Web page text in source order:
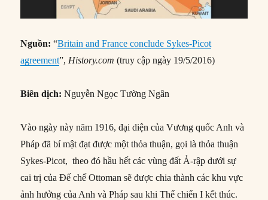
Nguồn: “Britain and France conclude Sykes-Picot
agreement”, History.com (truy cập ngày 19/5/2016)
Biên dịch: Nguyễn Ngọc Tường Ngân
Vào ngày này năm 1916, đại diện của Vương quốc Anh và
Pháp đã bí mật đạt được một thỏa thuận, gọi là thỏa thuận
Sykes-Picot, theo đó hầu hết các vùng đất Ả-rập dưới sự
cai trị của Đế chế Ottoman sẽ được chia thành các khu vực
ảnh hưởng của Anh và Pháp sau khi Thế chiến I kết thúc.